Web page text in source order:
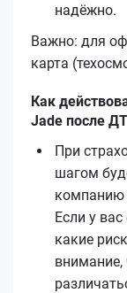
надёжно.
Важно: для
карта
Как
Jade после
При
шагом
компанию
Если у
какие